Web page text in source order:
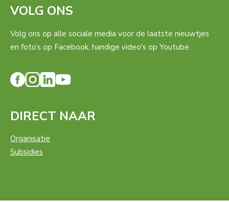
VOLG ONS
Volg ons op alle sociale media voor de laatste nieuwtjes
en foto’s op Facebook, handige video's op Youtube.
DIRECT NAAR
Organisatie
Subsidies